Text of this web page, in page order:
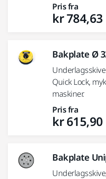
Pris fra
kr 784,63
Bakplate Ø
Quick Lock,
maskiner.
Pris fra
kr 615,90
Bakplate